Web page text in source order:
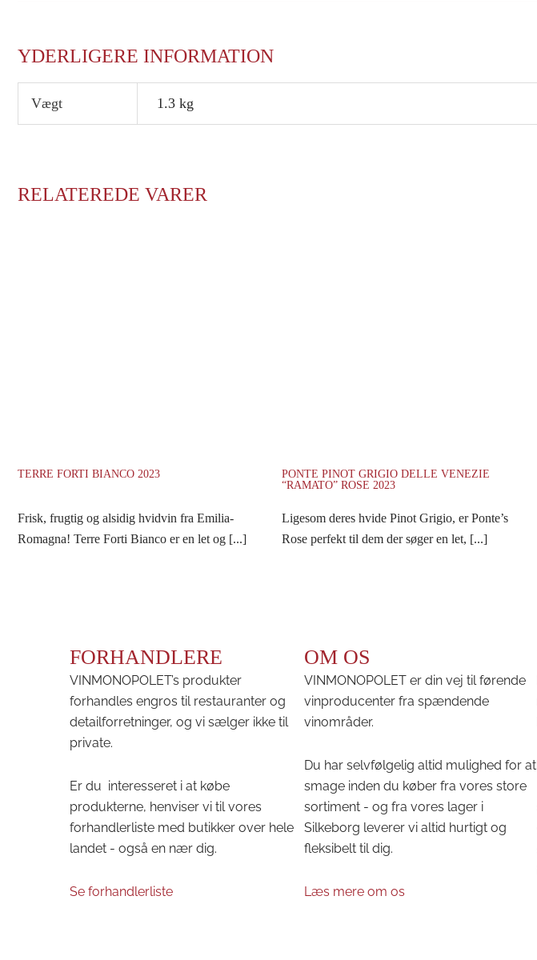
YDERLIGERE INFORMATION
Vægt 1.3 kg
RELATEREDE VARER
TERRE FORTI BIANCO 2023
Frisk, frugtig og alsidig hvidvin fra Emilia-
Romagna! Terre Forti Bianco er en let og [...]
PONTE PINOT GRIGIO DELLE VENEZIE
“RAMATO” ROSE 2023
Ligesom deres hvide Pinot Grigio, er Ponte’s
Rose perfekt til dem der søger en let, [...]
FORHANDLERE
VINMONOPOLET’s produkter
forhandles engros til restauranter og
detailforretninger, og vi sælger ikke til
private.
Er du interesseret i at købe
produkterne, henviser vi til vores
forhandlerliste med butikker over hele
landet - også en nær dig.
Se forhandlerliste
OM OS
VINMONOPOLET er din vej til førende
vinproducenter fra spændende
vinområder.
Du har selvfølgelig altid mulighed for at
smage inden du køber fra vores store
sortiment - og fra vores lager i
Silkeborg leverer vi altid hurtigt og
fleksibelt til dig.
Læs mere om os